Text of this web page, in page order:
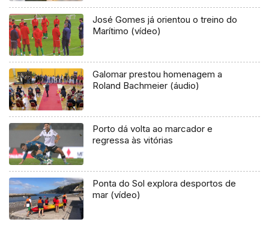
José Gomes já orientou o treino do
Marítimo (vídeo)
Galomar prestou homenagem a
Roland Bachmeier (áudio)
Porto dá volta ao marcador e
regressa às vitórias
Ponta do Sol explora desportos de
mar (vídeo)